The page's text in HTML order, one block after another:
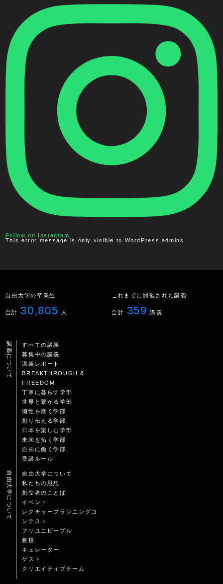
Follow on Instagram
This error message is only visible to WordPress admins
自由大学の卒業生
合計 30,805 人
これまでに開催された講義
合計 359 講義
講義について
すべての講義
募集中の講義
講義レポート
BREAKTHROUGH &
FREEDOM
丁寧に暮らす学部
世界と繋がる学部
個性を磨く学部
創り伝える学部
日本を楽しむ学部
未来を拓く学部
自由に働く学部
受講ルール
自由大学について
自由大学について
私たちの思想
創立者のことば
イベント
レクチャープランニングコ
ンテスト
フリユニピープル
教授
キュレーター
ゲスト
クリエイティブチーム